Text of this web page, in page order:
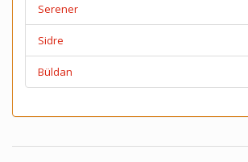
Serener
Sidre
Büldan